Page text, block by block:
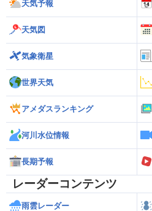
天気予報
天気図
気象衛星
世界天気
アメダスランキング
河川水位情報
長期予報
レーダーコンテンツ
雨雲レーダー